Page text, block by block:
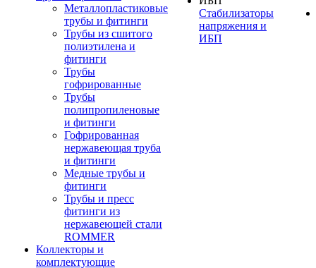
Металлопластиковые
трубы и фитинги
Трубы из сшитого
полиэтилена и
фитинги
Трубы
гофрированные
Трубы
полипропиленовые
и фитинги
Гофрированная
нержавеющая труба
и фитинги
Медные трубы и
фитинги
Трубы и пресс
фитинги из
нержавеющей стали
ROMMER
Коллекторы и
комплектующие
Стабилизаторы
напряжения и
ИБП